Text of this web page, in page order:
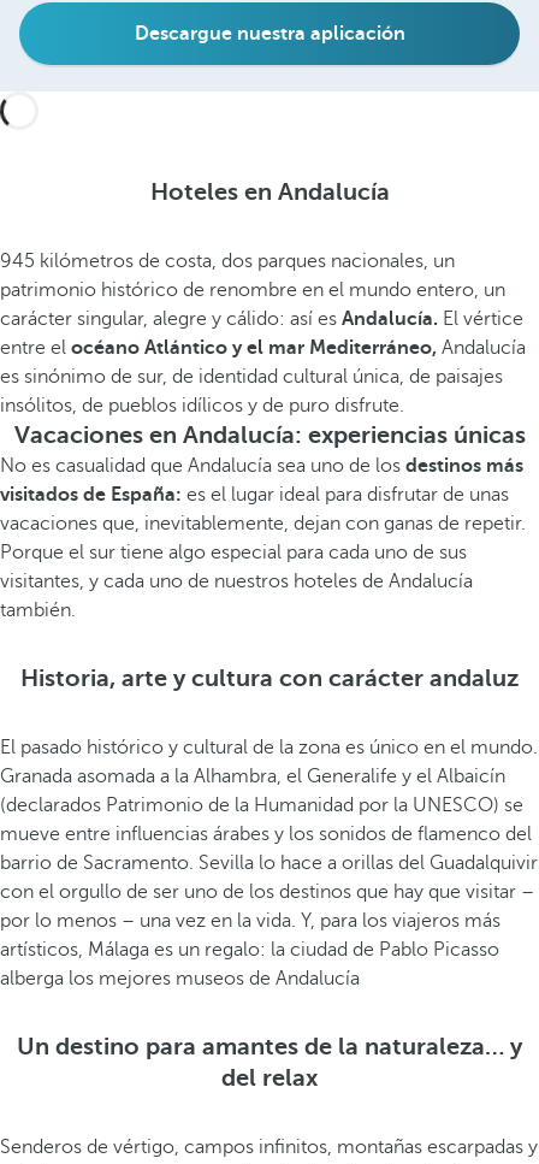
Descargue nuestra aplicación
Hoteles en Andalucía
945 kilómetros de costa, dos parques nacionales, un
patrimonio histórico de renombre en el mundo entero, un
carácter singular, alegre y cálido: así es Andalucía. El vértice
entre el océano Atlántico y el mar Mediterráneo, Andalucía
es sinónimo de sur, de identidad cultural única, de paisajes
insólitos, de pueblos idílicos y de puro disfrute.
Vacaciones en Andalucía: experiencias únicas
No es casualidad que Andalucía sea uno de los destinos más
visitados de España: es el lugar ideal para disfrutar de unas
vacaciones que, inevitablemente, dejan con ganas de repetir.
Porque el sur tiene algo especial para cada uno de sus
visitantes, y cada uno de nuestros hoteles de Andalucía
también.
Historia, arte y cultura con carácter andaluz
El pasado histórico y cultural de la zona es único en el mundo.
Granada asomada a la Alhambra, el Generalife y el Albaicín
(declarados Patrimonio de la Humanidad por la UNESCO) se
mueve entre influencias árabes y los sonidos de flamenco del
barrio de Sacramento. Sevilla lo hace a orillas del Guadalquivir
con el orgullo de ser uno de los destinos que hay que visitar –
por lo menos – una vez en la vida. Y, para los viajeros más
artísticos, Málaga es un regalo: la ciudad de Pablo Picasso
alberga los mejores museos de Andalucía
Un destino para amantes de la naturaleza… y
del relax
Senderos de vértigo, campos infinitos, montañas escarpadas y